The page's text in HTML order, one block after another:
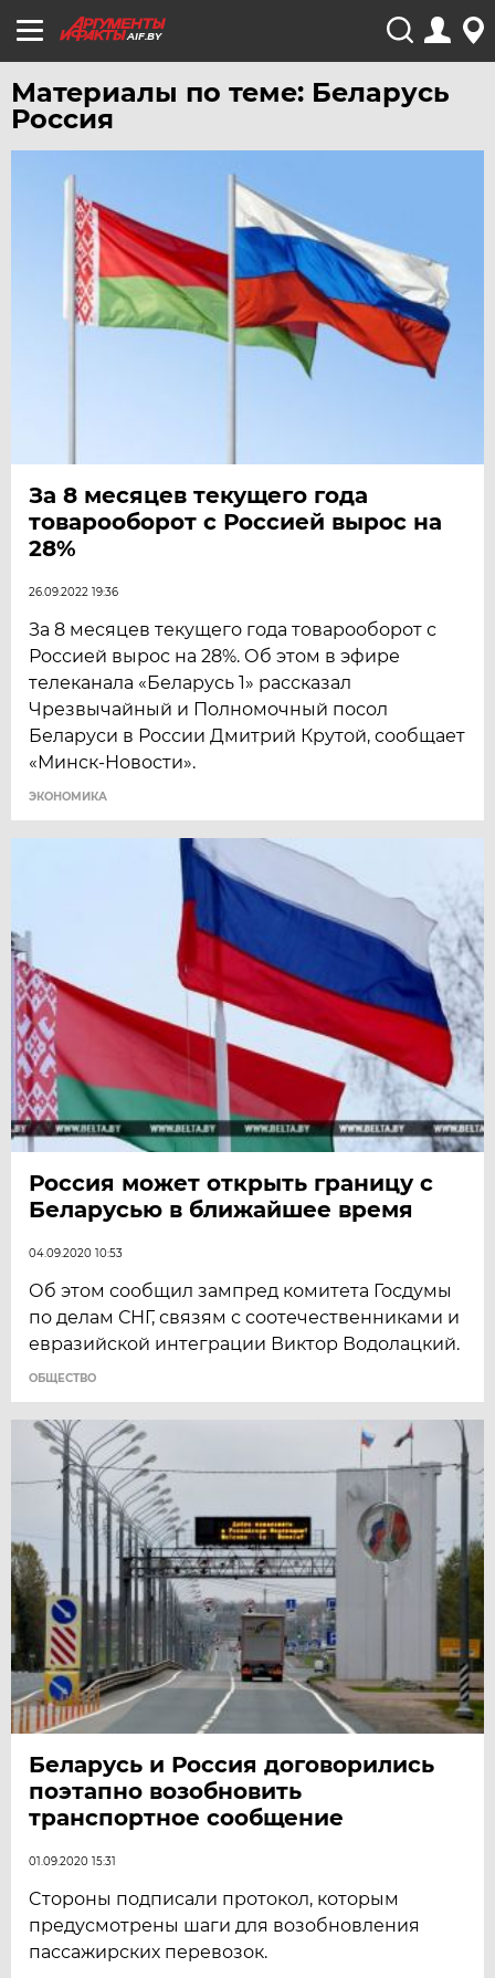
AIF.BY
Материалы по теме: Беларусь
Россия
За 8 месяцев текущего года
товарооборот с Россией вырос на
28%
26.09.2022 19:36
За 8 месяцев текущего года товарооборот с
Россией вырос на 28%. Об этом в эфире
телеканала «Беларусь 1» рассказал
Чрезвычайный и Полномочный посол
Беларуси в России Дмитрий Крутой, сообщает
«Минск-Новости».
ЭКОНОМИКА
Россия может открыть границу с
Беларусью в ближайшее время
04.09.2020 10:53
Об этом сообщил зампред комитета Госдумы
по делам СНГ, связям с соотечественниками и
евразийской интеграции Виктор Водолацкий.
ОБЩЕСТВО
Беларусь и Россия договорились
поэтапно возобновить
транспортное сообщение
01.09.2020 15:31
Cтороны подписали протокол, которым
предусмотрены шаги для возобновления
пассажирских перевозок.